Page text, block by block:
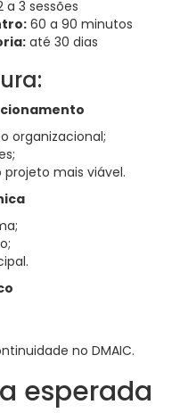
a 3 sessões
60 a 90 minutos
até 30 dias
organizacional;
mais viável.
no DMAIC.
esperada